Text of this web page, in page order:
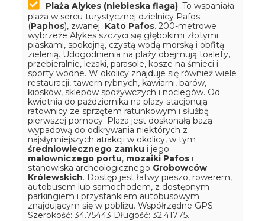
Plaża Alykes (niebieska flaga). To wspaniała
plaża w sercu turystycznej dzielnicy Pafos
(Paphos), zwanej Kato Pafos. 200-metrowe
wybrzeże Alykes szczyci się głębokimi złotymi
piaskami, spokojną, czystą wodą morską i obfitą
zielenią. Udogodnienia na plaży obejmują toalety,
przebieralnie, leżaki, parasole, kosze na śmieci i
sporty wodne. W okolicy znajduje się również wiele
restauracji, tawern rybnych, kawiarni, barów,
kiosków, sklepów spożywczych i noclegów. Od
kwietnia do października na plaży stacjonują
ratownicy ze sprzętem ratunkowym i służbą
pierwszej pomocy. Plaża jest doskonałą bazą
wypadową do odkrywania niektórych z
najsłynniejszych atrakcji w okolicy, w tym
średniowiecznego zamku i jego
malowniczego portu, mozaiki Pafos i
stanowiska archeologicznego Grobowców
Królewskich. Dostęp jest łatwy pieszo, rowerem,
autobusem lub samochodem, z dostępnym
parkingiem i przystankiem autobusowym
znajdującym się w pobliżu. Współrzędne GPS:
Szerokość: 34.75443 Długość: 32.41775.